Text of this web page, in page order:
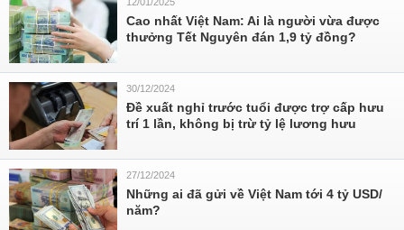
Cao nhất Việt Nam: Ai là người vừa được
thưởng Tết Nguyên đán 1,9 tỷ đồng?
30/12/2024
Đề xuất nghỉ trước tuổi được trợ cấp hưu
trí 1 lần, không bị trừ tỷ lệ lương hưu
27/12/2024
Những ai đã gửi về Việt Nam tới 4 tỷ USD/
năm?